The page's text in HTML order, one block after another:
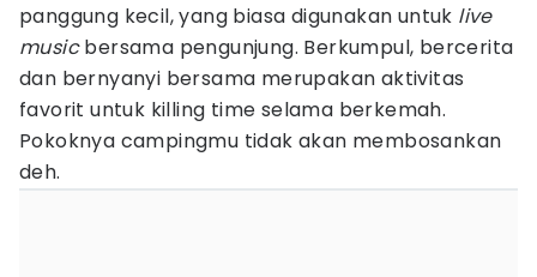
panggung kecil, yang biasa digunakan untuk live
musicbersama pengunjung. Berkumpul, bercerita
dan bernyanyi bersama merupakan aktivitas
favorit untuk killing time selama berkemah.
Pokoknya campingmu tidak akan membosankan
deh.